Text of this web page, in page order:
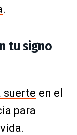
.
tu signo
suerte en el
para